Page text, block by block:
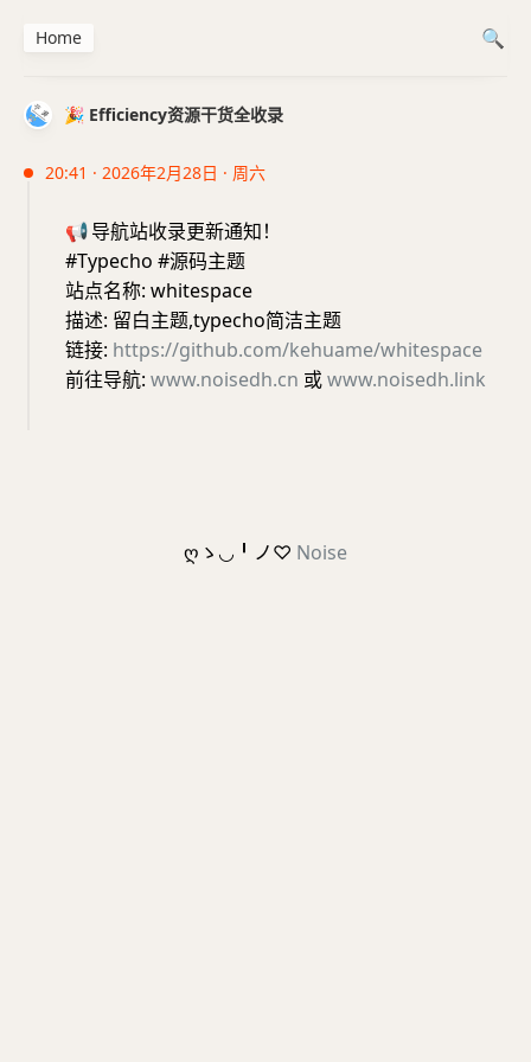
🎉 Efficiency资源干货全收录
20:41 · 2026年2月28日 · 周六
📢导航站收录更新通知！
#Typecho #源码主题
站点名称: whitespace
描述: 留白主题,typecho简洁主题
链接: https://github.com/kehuame/whitespace
前往导航: www.noisedh.cn 或www.noisedh.link
Home
ღゝ◡╹ノ♡ Noise